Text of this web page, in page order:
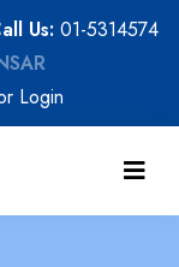
Us: 01-5314574
Login